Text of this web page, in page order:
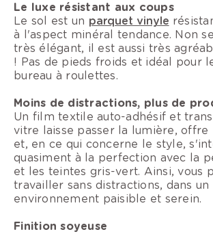
Le luxe résistant aux coups
Le sol est un parquet vinyle
à l'aspect minéral tendance. Non
très élégant, il est aussi très
! Pas de pieds froids et idéal pour
bureau à roulettes.
Moins de distractions, plus de
Un film textile auto-adhésif et
vitre laisse passer la lumière, offre
et, en ce qui concerne le style,
quasiment à la perfection avec la
et les teintes gris-vert. Ainsi, vous
travailler sans distractions, dans un
environnement paisible et serein.
Finition soyeuse